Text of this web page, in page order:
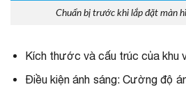
Chuẩn bị trước khi lắp đặt màn
Kích thước và cấu trúc của khu
Điều kiện ánh sáng: Cường độ